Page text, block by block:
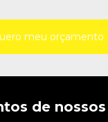
meu orçamento
de